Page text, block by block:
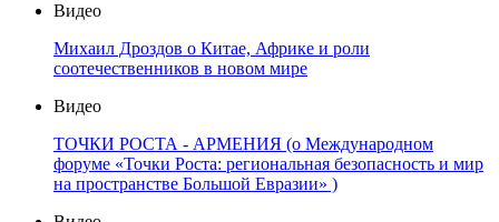
Видео
Михаил Дроздов о Китае, Африке и роли
соотечественников в новом мире
Видео
ТОЧКИ РОСТА - АРМЕНИЯ (о Международном
форуме «Точки Роста: региональная безопасность и мир
на пространстве Большой Евразии» )